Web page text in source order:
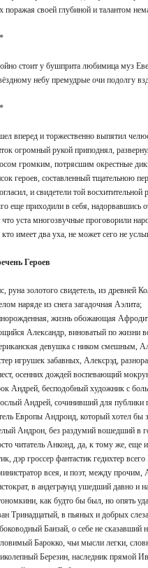
поражая своей глубиной и талантом
стоит у бушприта любимица муз
небу премудрые очи подолгу
вперед и торжественно выпятил
огромный рукой приподнял,
громким, потрясшим окрестные
героев, составленный тщательною
и свидетели той
еще приходили в себя, надорвавшись
уста многозвучные проговорили
кто имеет два уха, не может сего не
Героев
руна золотого свидетель, из древней
наряде из снега загадочная Аэлита;
жизнь обожающая
Александр, виноватый по жизни
девушка с ником смешным,
игрушек забавных, Алексрэд,
осенних дождей воспевающий
Андрей, бесподобный художник с
Андрей, сочинивший для публики
Европы Андроид, который хотел бы
Андрон, без раздумий вошедший в
читатель Анконд, да, к тому же, еще
дэр гроссер фантастик гедихтер
всея, и поэт, между
в андеграунд ушедший давно и
как будто бы был, но опять
Тринадцатый, в пьяных и добрых
Банзай, о себе не сказавший
Барокко, чьи мысли легки,
Березин, наследник прямой